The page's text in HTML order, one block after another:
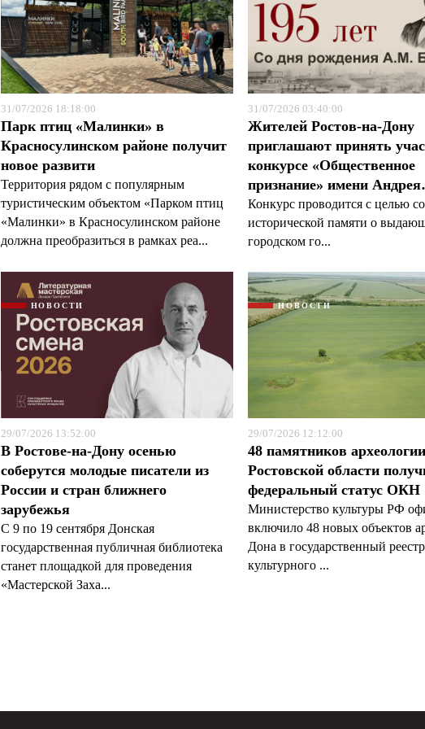
31/07/2026 18:18:00
Парк птиц «Малинки» в
Красносулинском районе получит
новое развити
Территория рядом с популярным
туристическим объектом «Парком птиц
«Малинки» в Красносулинском районе
должна преобразиться в рамках реа...
31/07/2026 03:40:00
Жителей Ростов-на-Дону
приглашают принять
конкурсе «Общественное
признание» имени
Конкурс проводится с целью
исторической памяти о
городском го...
НОВОСТИ
29/07/2026 13:52:00
В Ростове-на-Дону осенью
соберутся молодые писатели из
России и стран ближнего
зарубежья
С 9 по 19 сентября Донская
государственная публичная библиотека
станет площадкой для проведения
«Мастерской Заха...
НОВОСТИ
29/07/2026 12:12:00
48 памятников
Ростовской области
федеральный статус ОКН
Министерство культуры РФ
включило 48 новых объектов
Дона в государственный
культурного ...